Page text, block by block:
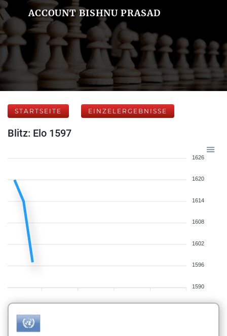
ACCOUNT BISHNU PRASAD
STARTSEITE EINZELERGEBNISSE
Blitz: Elo 1597
1626
1620
1614
1608
1602
1596
1590